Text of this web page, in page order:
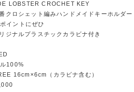
LOBSTER CROCHET KEY
クロシェット編みハンドメイドキーホルダー
イントにぜひ
ジナルプラスチックカラビナ付き
100%
16cm×6cm（カラビナ含む）